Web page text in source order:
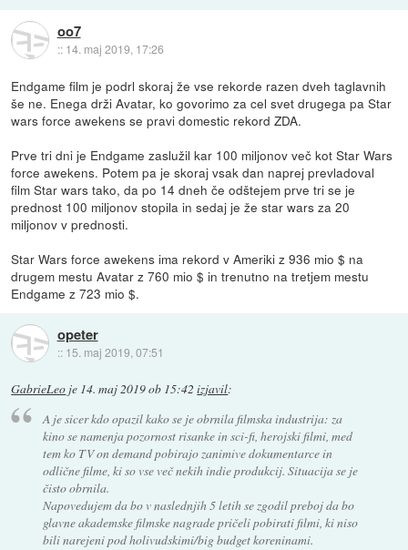
oo7
:: 14. maj 2019, 17:26
Endgame film je podrl skoraj že vse rekorde razen dveh taglavnih
še ne. Enega drži Avatar, ko govorimo za cel svet drugega pa Star
wars force awekens se pravi domestic rekord ZDA.
Prve tri dni je Endgame zaslužil kar 100 miljonov več kot Star Wars
force awekens. Potem pa je skoraj vsak dan naprej prevladoval
film Star wars tako, da po 14 dneh če odštejem prve tri se je
prednost 100 miljonov stopila in sedaj je že star wars za 20
miljonov v prednosti.
Star Wars force awekens ima rekord v Ameriki z 936 mio $ na
drugem mestu Avatar z 760 mio $ in trenutno na tretjem mestu
Endgame z 723 mio $.
opeter
:: 15. maj 2019, 07:51
GabrieLeo je 14. maj 2019 ob 15:42 izjavil:
A je sicer kdo opazil kako se je obrnila filmska industrija: za
kino se namenja pozornost risanke in sci-fi, herojski filmi, med
tem ko TV on demand pobirajo zanimive dokumentarce in
odlične filme, ki so vse več nekih indie produkcij. Situacija se je
čisto obrnila.
Napovedujem da bo v naslednjih 5 letih se zgodil preboj da bo
glavne akademske filmske nagrade pričeli pobirati filmi, ki niso
bili narejeni pod holivudskimi/big budget koreninami.